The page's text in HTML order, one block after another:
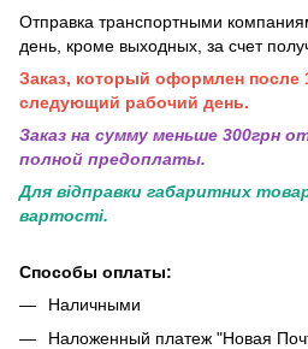
Отправка транспортными
день, кроме выходных, за счет
Заказ, который оформлен после
следующий рабочий день.
Заказ на сумму меньше 300грн
полной предоплаты.
Для відправки габаритних
вартості.
Способы оплаты:
Наличными
Наложенный платеж "Новая